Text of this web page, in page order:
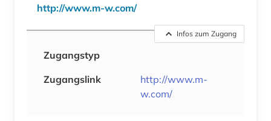
http://www.m-w.com/
Infos zum Zugang
Zugangstyp
Zugangslink
http://www.m-
w.com/